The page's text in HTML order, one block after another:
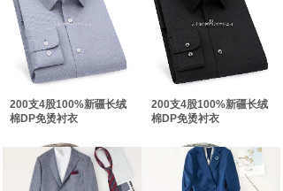
200支4股100%新疆长绒
棉DP免烫衬衣
200支4股100%新疆长绒
棉DP免烫衬衣